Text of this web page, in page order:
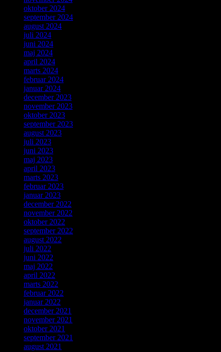
oktober 2024
september 2024
august 2024
juli 2024
juni 2024
maj 2024
april 2024
marts 2024
februar 2024
januar 2024
december 2023
november 2023
oktober 2023
september 2023
august 2023
juli 2023
juni 2023
maj 2023
april 2023
marts 2023
februar 2023
januar 2023
december 2022
november 2022
oktober 2022
september 2022
august 2022
juli 2022
juni 2022
maj 2022
april 2022
marts 2022
februar 2022
januar 2022
december 2021
november 2021
oktober 2021
september 2021
august 2021